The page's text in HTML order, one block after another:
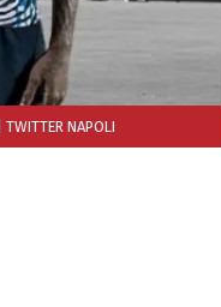
| TWITTER NAPOLI